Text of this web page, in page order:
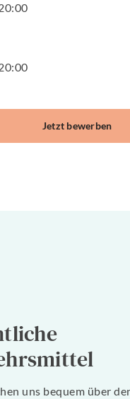
:00
:00
Jetzt bewerben
uns bequem über